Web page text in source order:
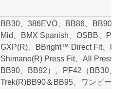
BB30、386EVO、BB86、BB90、
Mid、BMX Spanish、OSBB、
GXP(R)、BBright™ Direct Fit、
Shimano(R) Press Fit、All Press
BB90、BB92）、PF42（BB30、
Trek(R)BB90＆BB95、ワンピース